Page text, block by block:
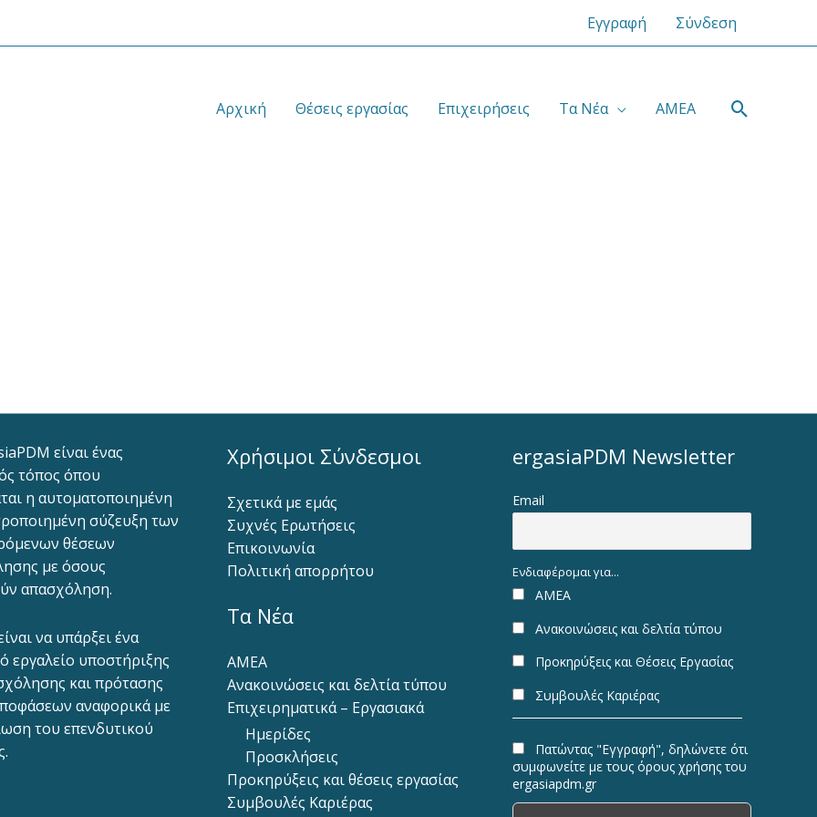
Εγγραφή Σύνδεση
Αρχική Θέσεις εργασίας Επιχειρήσεις Τα Νέα ΑΜΕΑ
είναι ένας
τόπος όπου
η αυτοματοποιημένη
σύζευξη των
θέσεων
με όσους
απασχόληση.
να υπάρξει ένα
εργαλείο υποστήριξης
και πρότασης
αναφορικά με
του επενδυτικού
Χρήσιμοι Σύνδεσμοι
Σχετικά με εμάς
Συχνές Ερωτήσεις
Επικοινωνία
Πολιτική απορρήτου
Τα Νέα
ΑΜΕΑ
Ανακοινώσεις και δελτία τύπου
Επιχειρηματικά – Εργασιακά
Ημερίδες
Προσκλήσεις
Προκηρύξεις και θέσεις εργασίας
Συμβουλές Καριέρας
ergasiaPDM Newsletter
Email
Ενδιαφέρομαι για...
ΑΜΕΑ
Ανακοινώσεις και δελτία τύπου
Προκηρύξεις και Θέσεις Εργασίας
Συμβουλές Καριέρας
Πατώντας "Εγγραφή", δηλώνετε ότι
συμφωνείτε με τους όρους χρήσης του
ergasiapdm.gr